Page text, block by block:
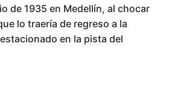
de 1935 en Medellín, al chocar
lo traería de regreso a la
en la pista del